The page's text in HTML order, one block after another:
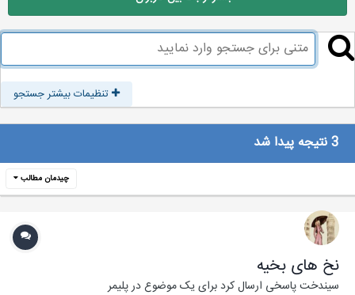
تنظیمات بیشتر جستجو
چیدمان مطالب
نخ های بخیه
سیندختپاسخی ارسال کرد برای یک موضوع درپليمر